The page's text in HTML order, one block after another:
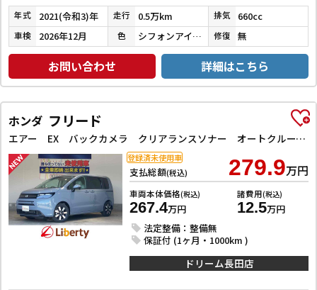
年式 2021(令和3)年 走行 0.5万km 排気 660cc
車検 2026年12月 色 シフォンアイボリーメタリック 修復 無
お問い合わせ 詳細はこちら
ホンダ フリード
エアー EX バックカメラ クリアランスソナー オートクルーズコントロール レーンアシスト 衝突被害軽減システム 両側電動スライドドア オートライト LEDヘッドランプ スマートキー 電動格納ミラー シートヒーター
支払総額(税込) 279.9万円
車両本体価格(税込)
267.4万円
諸費用(税込)
12.5万円
法定整備：整備無
保証付 (1ヶ月・1000km )
登録済未使用車
ドリーム長田店